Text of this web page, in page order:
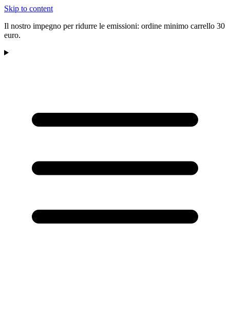
Skip to content
Il nostro impegno per ridurre le emissioni: ordine minimo carrello 30
euro.